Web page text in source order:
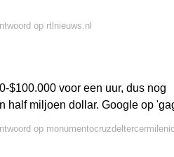
op rtlnieuws.nl
$100.000 voor een uur, dus nog
half miljoen dollar. Google op
op